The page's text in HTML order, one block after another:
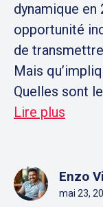
dynamique en
opportunité
de
Mais
Quelles sont
Lire plus
Enzo
mai 23,